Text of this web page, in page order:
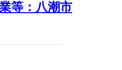
等：八潮市